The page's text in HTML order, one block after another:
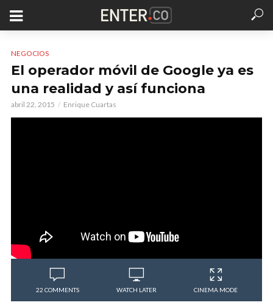
NEGOCIOS
El operador móvil de Google ya es
una realidad y así funciona
abril 22, 2015 Enrique Cuartas
22 COMMENTS WATCH LATER CINEMA MODE